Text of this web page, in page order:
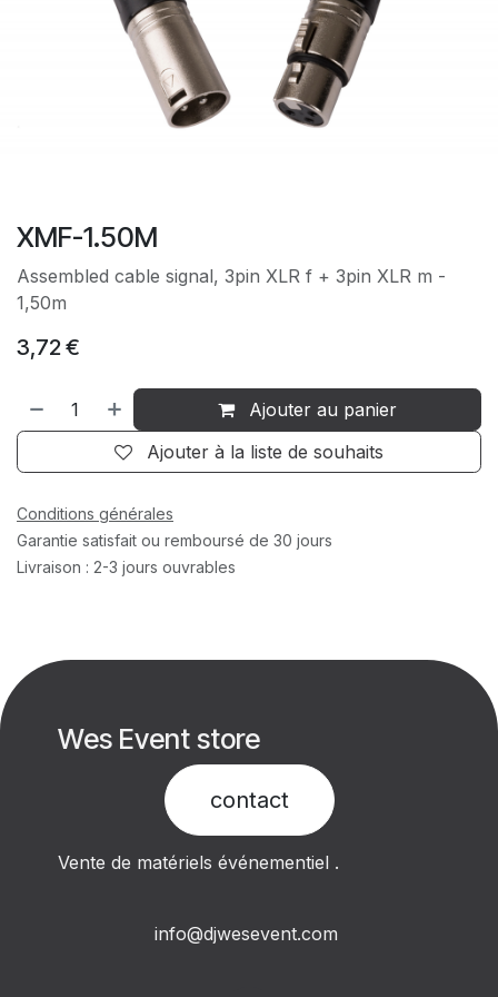
XMF-1.50M
Assembled cable signal, 3pin XLR f + 3pin XLR m -
1,50m
3,72€
Ajouter au panier
Ajouter à la liste de souhaits
Conditions générales
Garantie satisfait ou remboursé de 30 jours
Livraison : 2-3 jours ouvrables
Wes Event store
contact​
Vente de matériels événementiel .
info@djwesevent.com